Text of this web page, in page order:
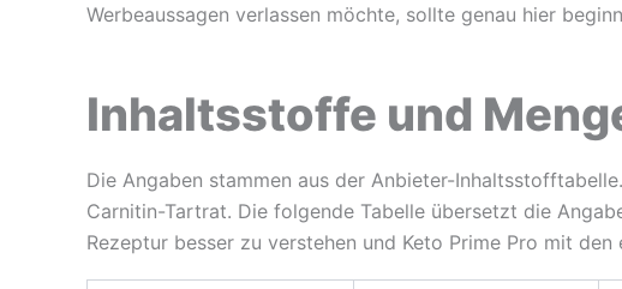
Werbeaussagen verlassen möchte, sollte genau hier
Inhaltsstoffe und
Die Angaben stammen aus der Anbieter-
Carnitin-Tartrat. Die folgende Tabelle übersetzt die
Rezeptur besser zu verstehen und Keto Prime Pro mit den